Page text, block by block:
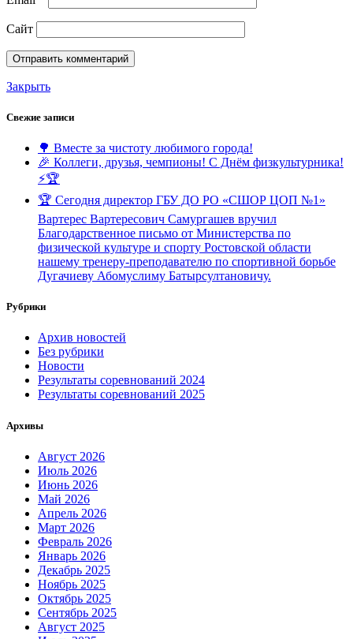
Сайт
Закрыть
Свежие записи
🌳 Вместе за чистоту любимого города!
🎉 Коллеги, друзья, чемпионы! С Днём физкультурника!
⚡️🏆
🏆 Сегодня директор ГБУ ДО РО «СШОР ЦОП №1»
Вартерес Вартересович Самургашев вручил
Благодарственное письмо от Министерства по
физической культуре и спорту Ростовской области
нашему тренеру-преподавателю по спортивной борьбе
Дугачиеву Абомуслиму Батырсултановичу.
Рубрики
Архив новостей
Без рубрики
Новости
Результаты соревнований 2024
Результаты соревнований 2025
Архивы
Август 2026
Июль 2026
Июнь 2026
Май 2026
Апрель 2026
Март 2026
Февраль 2026
Январь 2026
Декабрь 2025
Ноябрь 2025
Октябрь 2025
Сентябрь 2025
Август 2025